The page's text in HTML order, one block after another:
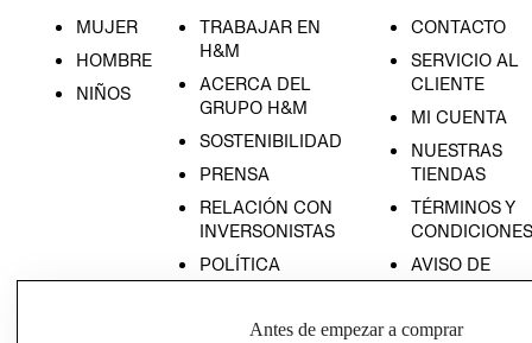
MUJER
HOMBRE
NIÑOS
TRABAJAR EN
H&M
ACERCA DEL
GRUPO H&M
SOSTENIBILIDAD
PRENSA
RELACIÓN CON
INVERSONISTAS
POLÍTICA
EMPRESARIAL
CONTACTO
SERVICIO AL
CLIENTE
MI CUENTA
NUESTRAS
TIENDAS
TÉRMINOS Y
CONDICIONES
AVISO DE
PRIVACIDAD
Antes de empezar a comprar